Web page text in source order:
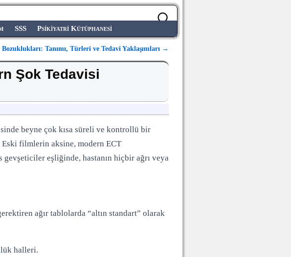
SSS Psikiyatri Kütüphanesi
Tanımı, Türleri ve Tedavi Yaklaşımları →
Şok Tedavisi
beyne çok kısa süreli ve kontrollü bir
filmlerin aksine, modern ECT
gevşeticiler eşliğinde, hastanın hiçbir ağrı veya
ağır tablolarda “altın standart” olarak
halleri.